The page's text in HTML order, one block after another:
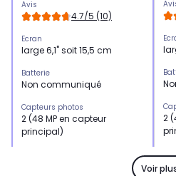
Avis
4.7/5 (10)
Ecran
large 6,1" soit 15,5 cm
Batterie
Non communiqué
Capteurs photos
2 (48 MP en capteur
principal)
2
Voir